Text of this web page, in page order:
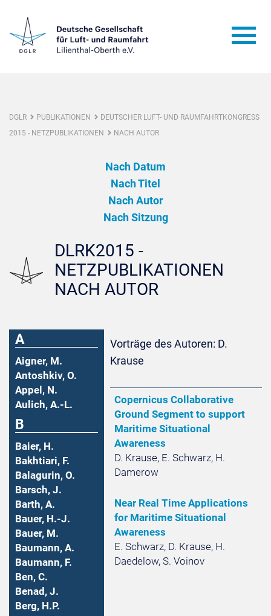
DGLR PUBLIKATIONEN
DEUTSCHER LUFT- UND RAUMFAHRTKONGRESS
2015 - NETZPUBLIKATIONEN
NACH AUTOR
Nach Datum
Nach Titel
Nach Autor
Nach Sitzung
DLRK2015 -
NETZPUBLIKATIONEN
NACH AUTOR
A
Aigner, M.
Antoshkiv, O.
Appel, N.
Aulich, A.-L.
B
Baier, H.
Bakhtiari, F.
Balagurin, O.
Barsch, J.
Barth, A.
Bauer, H.-J.
Bauer, M.
Baumann, A.
Baumann, F.
Ben, C.
Benad, J.
Berg, H.P.
Vorträge des Autoren: D.
Krause
Copernicus Collaborative
Ground Segment to support
Maritime Situational
Awareness
D. Krause, E. Schwarz, H.
Damerow
Near Real Time Applications
for Maritime Situational
Awareness
E. Schwarz, D. Krause, H.
Daedelow, S. Voinov